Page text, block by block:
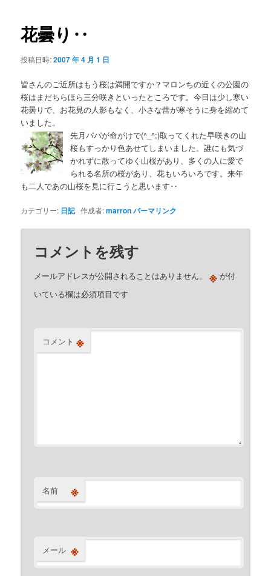
花曇り‥
投稿日時:2007 年 4 月 1 日
皆さんのご近所はもう桜は満開ですか？マロンちの近くの公園の
桜はまだちらほら三分咲きといったところです。今日は少し寒い
花曇りで、お花見の人影もなく、小さな蕾が寒そうに身を縮めて
いました。
先月パパが命がけで(^_^;)取ってくれた早咲きの山
桜もすっかり色あせてしまいました。誰にも気づ
かれずに散ってゆく山桜があり、多くの人に愛で
られる名所の桜があり、花もいろいろです。来年
も二人であの山桜を見に行こうと思います‥
カテゴリー: 日記作成者:marronパーマリンク
コメントを残す
メールアドレスが公開されることはありません。 ※ が付
いている欄は必須項目です
コメント ※
名前 ※
メール ※